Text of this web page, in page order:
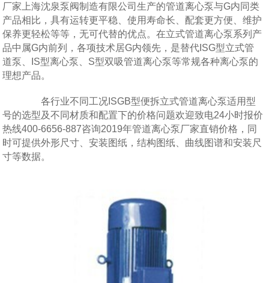
厂家上海沈泉泵阀制造有限公司生产的管道离心泵与G内同类
产品相比，具有运转更平稳、使用寿命长、配套更方便、维护
保养更轻松等等，无可代替的优点。在立式管道离心泵系列产
品中属G内前列，各项技术居G内领先，是替代ISG型立式管
道泵、IS型离心泵、S型双吸管道离心泵等常规各种离心泵的
理想产品。
各行业不同工况ISGB型便拆立式管道离心泵适用型
号的选型及不同材质和配置下的价格问题欢迎致电24小时报价
热线400-6656-887咨询2019年管道离心泵厂家直销价格，同
时可提供外形尺寸、安装图纸，结构图纸、曲线图谱和安装尺
寸等数据。